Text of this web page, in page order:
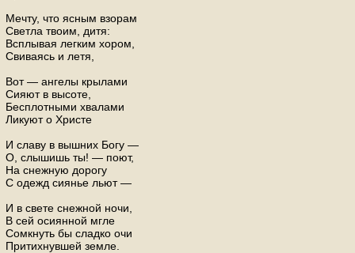
Мечту, что ясным взорам
Светла твоим, дитя:
Всплывая легким хором,
Свиваясь и летя,
Вот — ангелы крылами
Сияют в высоте,
Бесплотными хвалами
Ликуют о Христе
И славу в вышних Богу —
О, слышишь ты! — поют,
На снежную дорогу
С одежд сиянье льют —
И в свете снежной ночи,
В сей осиянной мгле
Сомкнуть бы сладко очи
Притихнувшей земле.